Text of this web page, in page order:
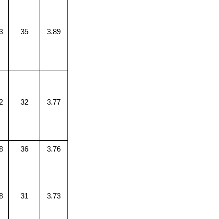
35 3.89
32 3.77
36 3.76
31 3.73